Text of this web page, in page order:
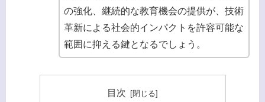
の強化、継続的な教育機会の提供が、技術
革新による社会的インパクトを許容可能な
範囲に抑える鍵となるでしょう。
目次